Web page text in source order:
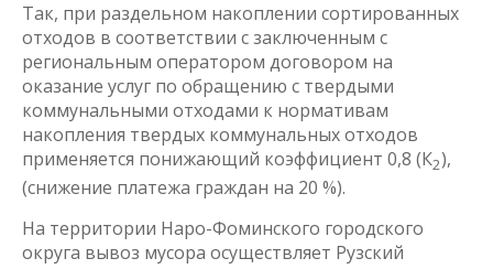
Так, при раздельном накоплении сортированных
отходов в соответствии с заключенным с
региональным оператором договором на
оказание услуг по обращению с твердыми
коммунальными отходами к нормативам
накопления твердых коммунальных отходов
применяется понижающий коэффициент 0,8 (К2),
(снижение платежа граждан на 20 %).
На территории Наро-Фоминского городского
округа вывоз мусора осуществляет Рузский